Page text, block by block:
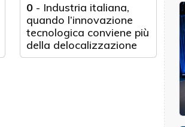
0 - Industria italiana,
quando l’innovazione
tecnologica conviene più
della delocalizzazione